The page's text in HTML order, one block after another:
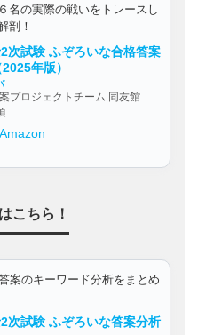
名の実際の戦いをトレースし
剖！
次試験 ふぞろいな合格答案
年版）
プロジェクトチーム 同友館
Amazon
こちら！
案のキーワード分析をまとめ
次試験 ふぞろいな答案分析